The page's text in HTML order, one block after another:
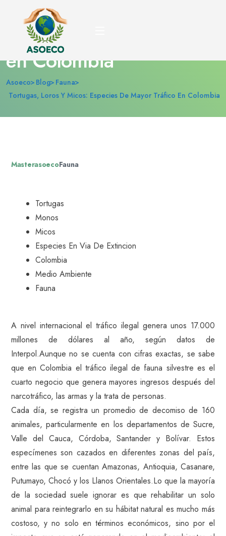
Tortugas, loros y micos:
especies de mayor tráfico
en Colombia
Asoeco Blog Fauna
Tortugas, Loros Y Micos: Especies De Mayor Tráfico En Colombia
MasterasoecoFauna
Tortugas
Monos
Micos
Especies En Via De Extincion
Colombia
Medio Ambiente
Fauna
A nivel internacional el tráfico ilegal genera unos 17.000
millones de dólares al año, según datos de
Interpol.Aunque no se cuenta con cifras exactas, se sabe
que en Colombia el tráfico ilegal de fauna silvestre es el
cuarto negocio que genera mayores ingresos después del
narcotráfico, las armas y la trata de personas.
Cada día, se registra un promedio de decomiso de 160
animales, particularmente en los departamentos de Sucre,
Valle del Cauca, Córdoba, Santander y Bolívar. Estos
especímenes son cazados en diferentes zonas del país,
entre las que se cuentan Amazonas, Antioquia, Casanare,
Putumayo, Chocó y los Llanos Orientales.Lo que la mayoría
de la sociedad suele ignorar es que rehabilitar un solo
animal para reintegrarlo en su hábitat natural es mucho más
costoso, y no solo en términos económicos, sino por el